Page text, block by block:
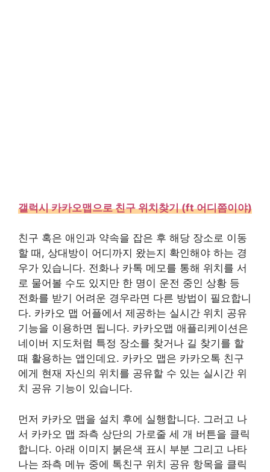
갤럭시 카카오맵으로 친구 위치찾기 (ft 어디쯤이야)
친구 혹은 애인과 약속을 잡은 후 해당 장소로 이동
할 때, 상대방이 어디까지 왔는지 확인해야 하는 경
우가 있습니다. 전화나 카톡 메모를 통해 위치를 서
로 물어볼 수도 있지만 한 명이 운전 중인 상황 등
전화를 받기 어려운 경우라면 다른 방법이 필요합니
다. 카카오 맵 어플에서 제공하는 실시간 위치 공유
기능을 이용하면 됩니다. 카카오맵 애플리케이션은
네이버 지도처럼 특정 장소를 찾거나 길 찾기를 할
때 활용하는 앱인데요. 카카오 맵은 카카오톡 친구
에게 현재 자신의 위치를 공유할 수 있는 실시간 위
치 공유 기능이 있습니다.
먼저 카카오 맵을 설치 후에 실행합니다. 그러고 나
서 카카오 맵 좌측 상단의 가로줄 세 개 버튼을 클릭
합니다. 아래 이미지 붉은색 표시 부분 그리고 나타
나는 좌측 메뉴 중에 톡친구 위치 공유 항목을 클릭